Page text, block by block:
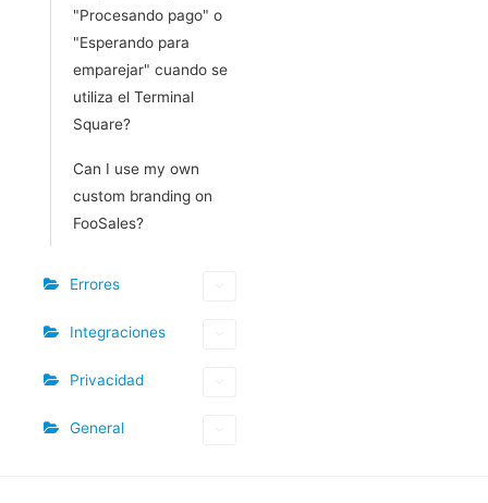
"Procesando pago" o
"Esperando para
emparejar" cuando se
utiliza el Terminal
Square?
Can I use my own
custom branding on
FooSales?
Errores
Integraciones
Privacidad
General